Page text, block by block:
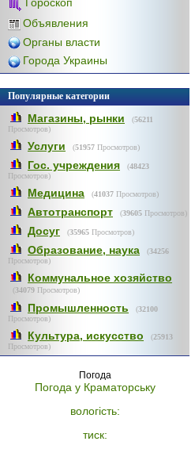
Гороскоп
Объявления
Органы власти
Города Украины
Популярные категории
Магазины, рынки (56211
Просмотров)
Услуги (51957 Просмотров)
Гос. учреждения (48423
Просмотров)
Медицина (41037 Просмотров)
Автотранспорт (39605 Просмотров)
Досуг (35965 Просмотров)
Образование, наука (34256
Просмотров)
Коммунальное хозяйство
(34079 Просмотров)
Промышленность (32100
Просмотров)
Культура, искусство (25913
Просмотров)
Погода
Погода у Краматорську
вологість:
тиск: